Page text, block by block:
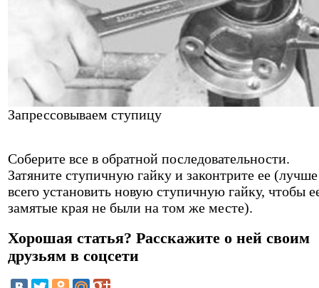
Запрессовываем ступицу
Соберите все в обратной последовательности.
Затяните ступичную гайку и законтрите ее (лучше
всего установить новую ступичную гайку, чтобы
замятые края не были на том же месте).
Хорошая статья? Расскажите о ней своим
друзьям в соцсети